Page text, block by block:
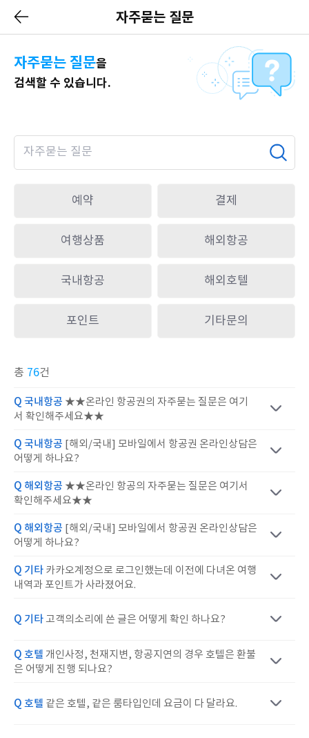
자주묻는 질문
자주묻는 질문을
검색할 수 있습니다.
자주묻는 질문
예약 결제
여행상품 해외항공
국내항공 해외호텔
포인트 기타문의
총 76건
Q 국내항공 ★★온라인 항공권의 자주묻는 질문은 여기
서 확인해주세요★★
Q 국내항공 [해외/국내] 모바일에서 항공권 온라인상담은
어떻게 하나요?
Q 해외항공 ★★온라인 항공의 자주묻는 질문은 여기서
확인해주세요★★
Q 해외항공 [해외/국내] 모바일에서 항공권 온라인상담은
어떻게 하나요?
Q 기타 카카오계정으로 로그인했는데 이전에 다녀온 여행
내역과 포인트가 사라졌어요.
Q 기타고객의소리에 쓴 글은 어떻게 확인 하나요?
Q 호텔 개인사정, 천재지변, 항공지연의 경우 호텔은 환불
은 어떻게 진행 되나요?
Q 호텔 같은 호텔, 같은 룸타입인데 요금이 다 달라요.